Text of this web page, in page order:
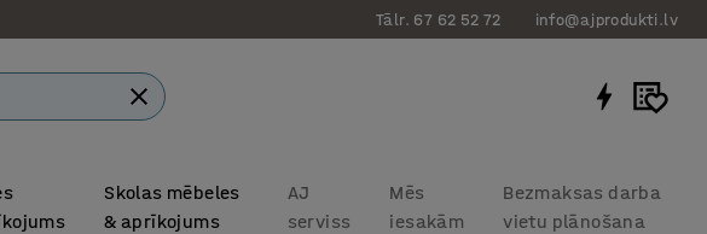
Tālr. 67 62 52 72 info@ajprodukti.lv
Skolas mēbeles
& aprīkojums
AJ
serviss
Mēs
iesakām
Bezmaksas darba
vietu plānošana